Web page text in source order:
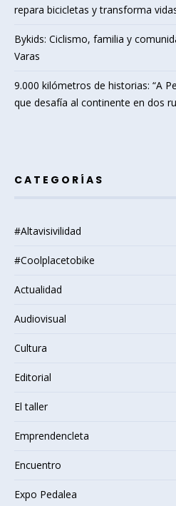
repara bicicletas y transforma
Bykids: Ciclismo, familia y
Varas
9.000 kilómetros de historias: “A
que desafía al continente en dos
CATEGORÍAS
#Altavisivilidad
#Coolplacetobike
Actualidad
Audiovisual
Cultura
Editorial
El taller
Emprendencleta
Encuentro
Expo Pedalea